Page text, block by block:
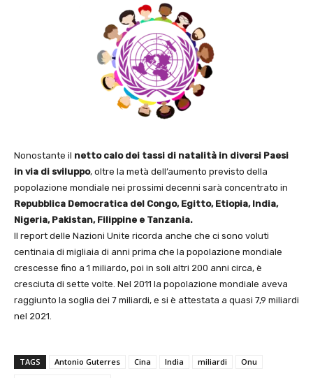
Nonostante il netto calo dei tassi di natalità in diversi Paesi
in via di sviluppo, oltre la metà dell’aumento previsto della
popolazione mondiale nei prossimi decenni sarà concentrato in
Repubblica Democratica del Congo, Egitto, Etiopia, India,
Nigeria, Pakistan, Filippine e Tanzania.
Il report delle Nazioni Unite ricorda anche che ci sono voluti
centinaia di migliaia di anni prima che la popolazione mondiale
crescesse fino a 1 miliardo, poi in soli altri 200 anni circa, è
cresciuta di sette volte. Nel 2011 la popolazione mondiale aveva
raggiunto la soglia dei 7 miliardi, e si è attestata a quasi 7,9 miliardi
nel 2021.
TAGS Antonio Guterres Cina India miliardi
Onu